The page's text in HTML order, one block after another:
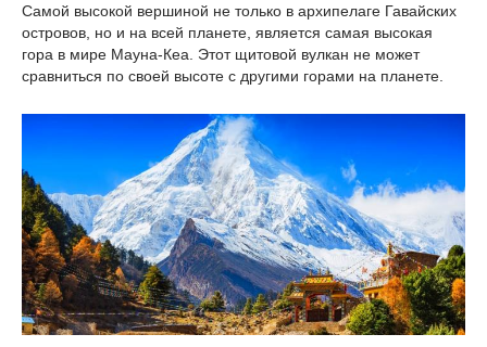
Самой высокой вершиной не только в архипелаге Гавайских
островов, но и на всей планете, является самая высокая
гора в мире Мауна-Кеа. Этот щитовой вулкан не может
сравниться по своей высоте с другими горами на планете.